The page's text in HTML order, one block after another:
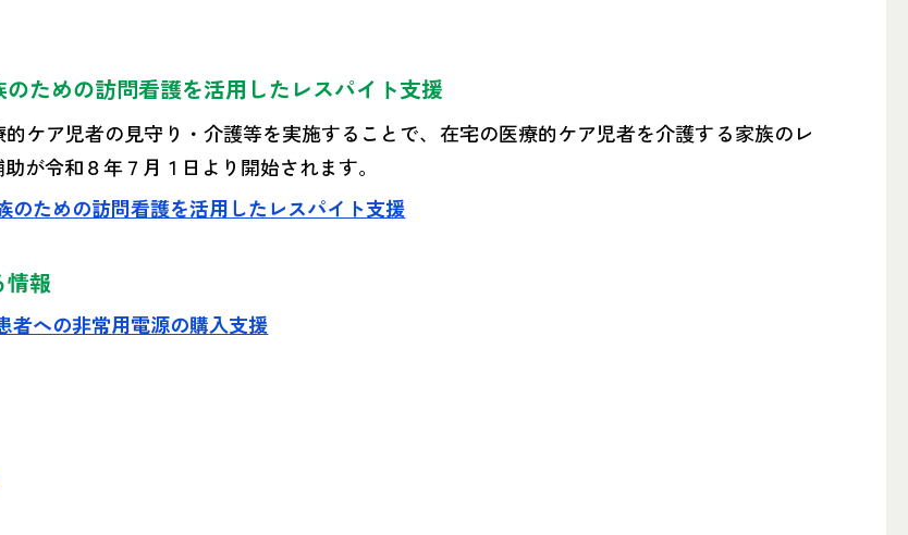
のための訪問看護を活用したレスパイト支援
ケア児者の見守り・介護等を実施することで、在宅の医療的ケア児者を介護する家族のレ
が令和８年７月１日より開始されます。
のための訪問看護を活用したレスパイト支援
情報
者への非常用電源の購入支援